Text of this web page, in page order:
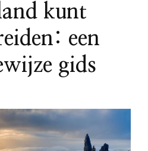
kunt
een
gids